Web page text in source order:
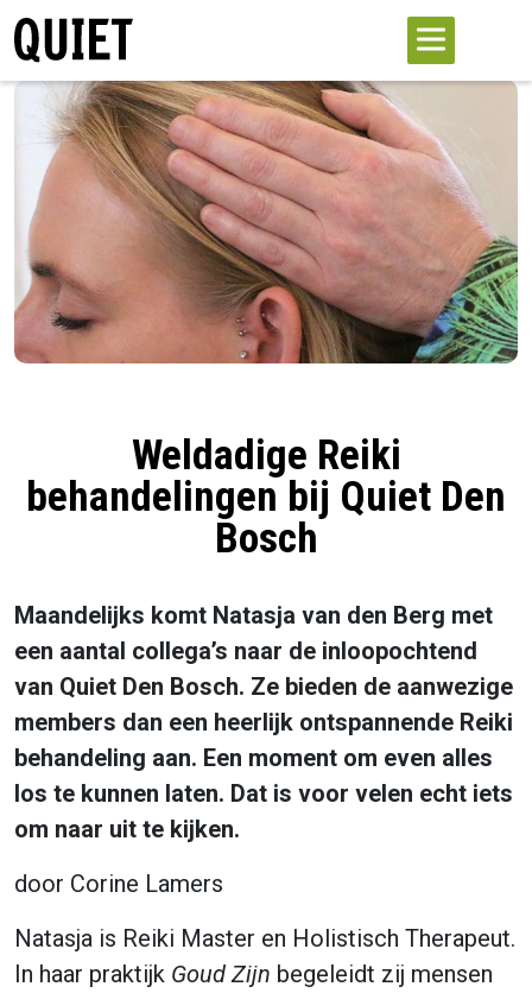
Weldadige Reiki
behandelingen bij Quiet Den
Bosch
Maandelijks komt Natasja van den Berg met
een aantal collega’s naar de inloopochtend
van Quiet Den Bosch. Ze bieden de aanwezige
members dan een heerlijk ontspannende Reiki
behandeling aan. Een moment om even alles
los te kunnen laten. Dat is voor velen echt iets
om naar uit te kijken.
door Corine Lamers
Natasja is Reiki Master en Holistisch Therapeut.
In haar praktijk Goud Zijn begeleidt zij mensen